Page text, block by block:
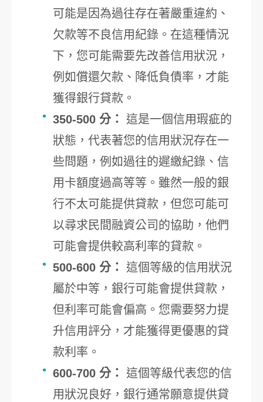
可能是因為過往存在著嚴重違約、
欠款等不良信用紀錄。在這種情況
下，您可能需要先改善信用狀況，
例如償還欠款、降低負債率，才能
獲得銀行貸款。
350-500 分：
這是一個信用瑕疵的
狀態，代表著您的信用狀況存在一
些問題，例如過往的遲繳紀錄、信
用卡額度過高等等。雖然一般的銀
行不太可能提供貸款，但您可能可
以尋求民間融資公司的協助，他們
可能會提供較高利率的貸款。
500-600 分：
這個等級的信用狀況
屬於中等，銀行可能會提供貸款，
但利率可能會偏高。您需要努力提
升信用評分，才能獲得更優惠的貸
款利率。
600-700 分：
這個等級代表您的信
用狀況良好，銀行通常願意提供貸